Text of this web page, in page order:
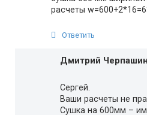
расчеты
Ответить
Дмитрий Черпашин
Сергей.
Ваши расчеты не
Сушка на 600мм –